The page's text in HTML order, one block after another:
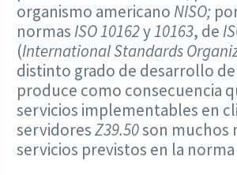
organismo americanoNISO;
normasISO 10162y10163, de
(International Standards
distinto grado de desarrollo
produce como consecuencia
servicios implementables en
servidoresZ39.50son muchos
servicios previstos en la norma